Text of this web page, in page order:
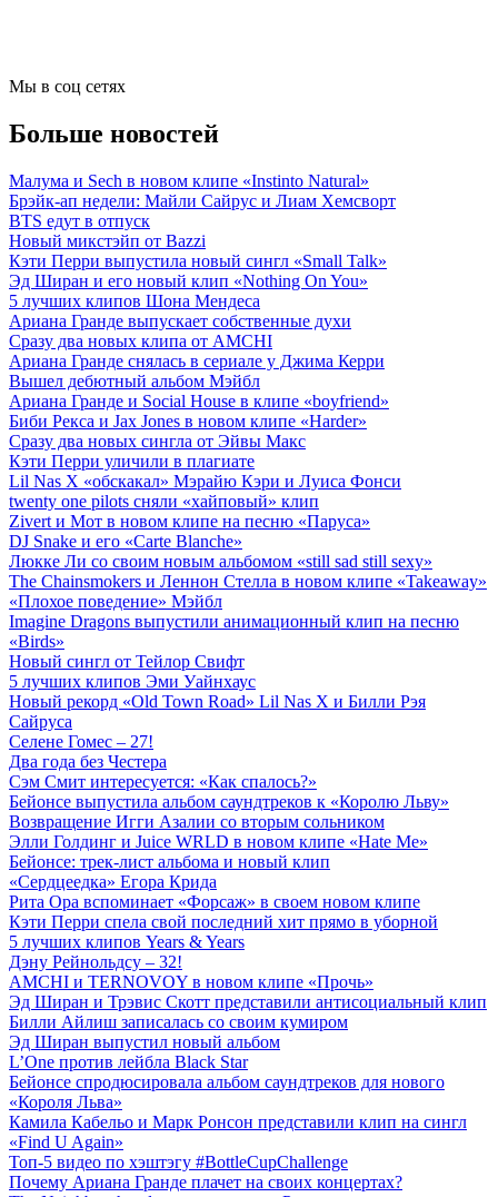
Мы в соц сетях
Больше новостей
Малума и Sech в новом клипе «Instinto Natural»
Брэйк-ап недели: Майли Сайрус и Лиам Хемсворт
BTS едут в отпуск
Новый микстэйп от Bazzi
Кэти Перри выпустила новый сингл «Small Talk»
Эд Ширан и его новый клип «Nothing On You»
5 лучших клипов Шона Мендеса
Ариана Гранде выпускает собственные духи
Сразу два новых клипа от AMCHI
Ариана Гранде снялась в сериале у Джима Керри
Вышел дебютный альбом Мэйбл
Ариана Гранде и Social House в клипе «boyfriend»
Биби Рекса и Jax Jones в новом клипе «Harder»
Сразу два новых сингла от Эйвы Макс
Кэти Перри уличили в плагиате
Lil Nas X «обскакал» Мэрайю Кэри и Луиса Фонси
twenty one pilots сняли «хайповый» клип
Zivert и Мот в новом клипе на песню «Паруса»
DJ Snake и его «Carte Blanche»
Люкке Ли со своим новым альбомом «still sad still sexy»
The Chainsmokers и Леннон Стелла в новом клипе «Takeaway»
«Плохое поведение» Мэйбл
Imagine Dragons выпустили анимационный клип на песню
«Birds»
Новый сингл от Тейлор Свифт
5 лучших клипов Эми Уайнхаус
Новый рекорд «Old Town Road» Lil Nas X и Билли Рэя
Сайруса
Селене Гомес – 27!
Два года без Честера
Сэм Смит интересуется: «Как спалось?»
Бейонсе выпустила альбом саундтреков к «Королю Льву»
Возвращение Игги Азалии со вторым сольником
Элли Голдинг и Juice WRLD в новом клипе «Hate Me»
Бейонсе: трек-лист альбома и новый клип
«Сердцеедка» Егора Крида
Рита Ора вспоминает «Форсаж» в своем новом клипе
Кэти Перри спела свой последний хит прямо в уборной
5 лучших клипов Years & Years
Дэну Рейнольдсу – 32!
AMCHI и TERNOVOY в новом клипе «Прочь»
Эд Ширан и Трэвис Скотт представили антисоциальный клип
Билли Айлиш записалась со своим кумиром
Эд Ширан выпустил новый альбом
L’One против лейбла Black Star
Бейонсе спродюсировала альбом саундтреков для нового
«Короля Льва»
Камила Кабельо и Марк Ронсон представили клип на сингл
«Find U Again»
Топ-5 видео по хэштэгу #BottleCupChallenge
Почему Ариана Гранде плачет на своих концертах?